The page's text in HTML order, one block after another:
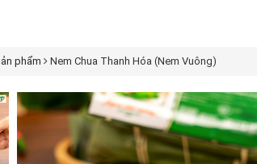
phẩm Nem Chua Thanh Hóa (Nem Vuông)